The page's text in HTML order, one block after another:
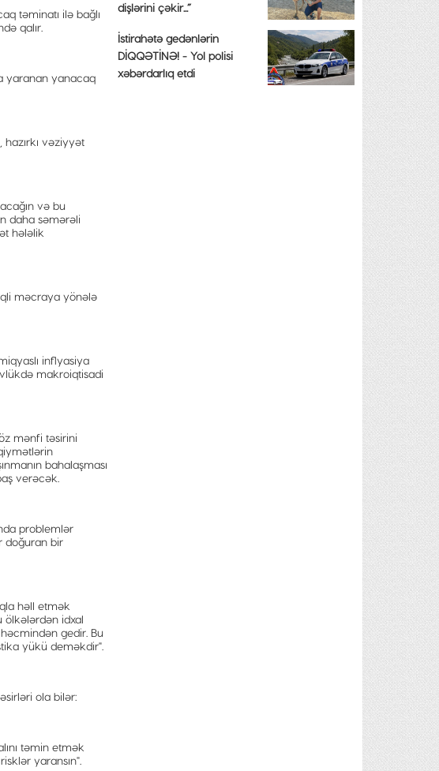
təminatı ilə bağlı
qalır.
yaranan yanacaq
vəziyyət
və bu
daha səmərəli
hələlik
məcraya yönələ
inflyasiya
makroiqtisadi
mənfi təsirini
bahalaşması
verəcək.
problemlər
doğuran bir
həll etmək
idxal
gedir. Bu
yükü deməkdir".
ola bilər:
təmin etmək
yaransın".
dişlərini çəkir...”
İstirahətə gedənlərin
DİQQƏTİNƏ! - Yol polisi
xəbərdarlıq etdi